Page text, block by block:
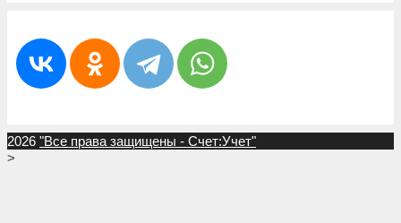
2026 "Все права защищены - Счет:Учет"
>